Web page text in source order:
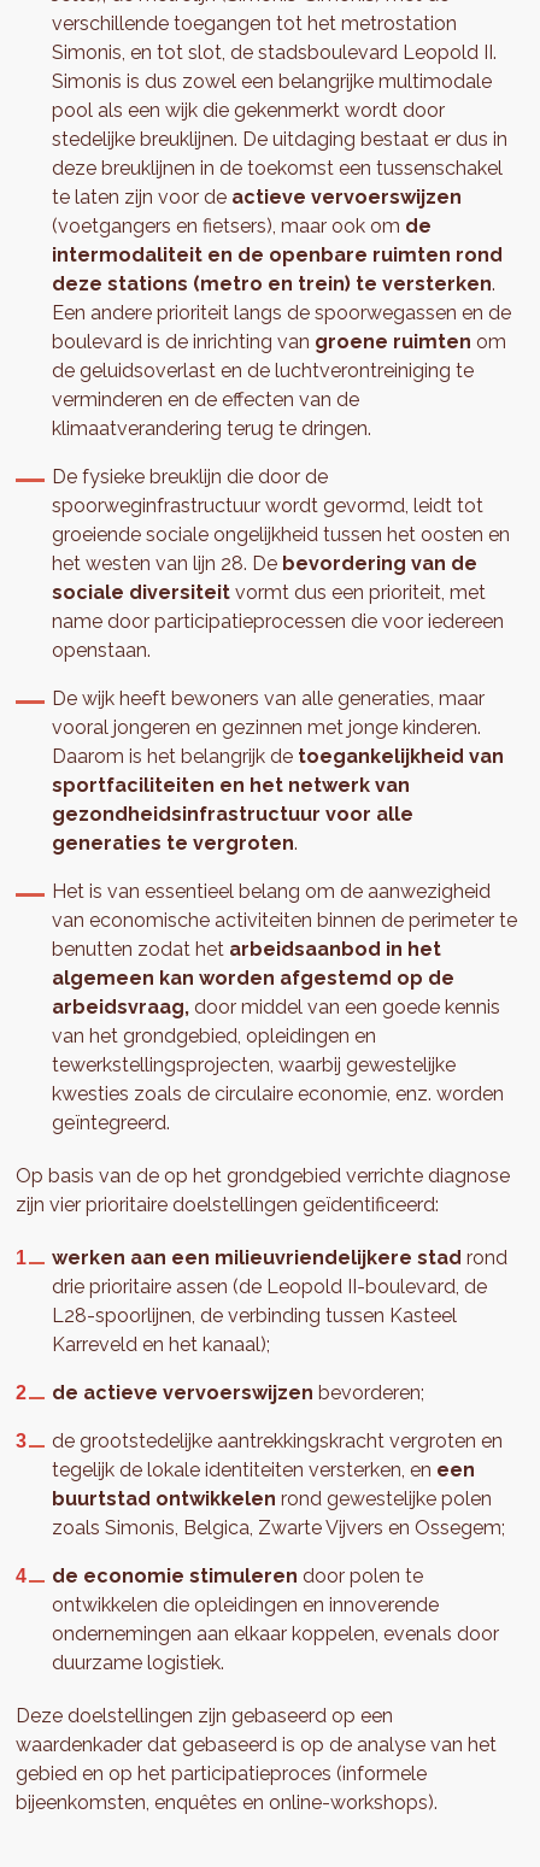
verschillende toegangen tot het metrostation
Simonis, en tot slot, de stadsboulevard Leopold II.
Simonis is dus zowel een belangrijke multimodale
pool als een wijk die gekenmerkt wordt door
stedelijke breuklijnen. De uitdaging bestaat er dus in
deze breuklijnen in de toekomst een tussenschakel
te laten zijn voor de actieve vervoerswijzen
(voetgangers en fietsers), maar ook om de
intermodaliteit en de openbare ruimten rond
deze stations (metro en trein) te versterken.
Een andere prioriteit langs de spoorwegassen en de
boulevard is de inrichting van groene ruimten om
de geluidsoverlast en de luchtverontreiniging te
verminderen en de effecten van de
klimaatverandering terug te dringen.
De fysieke breuklijn die door de
spoorweginfrastructuur wordt gevormd, leidt tot
groeiende sociale ongelijkheid tussen het oosten en
het westen van lijn 28. De bevordering van de
sociale diversiteit vormt dus een prioriteit, met
name door participatieprocessen die voor iedereen
openstaan.
De wijk heeft bewoners van alle generaties, maar
vooral jongeren en gezinnen met jonge kinderen.
Daarom is het belangrijk de toegankelijkheid van
sportfaciliteiten en het netwerk van
gezondheidsinfrastructuur voor alle
generaties te vergroten.
Het is van essentieel belang om de aanwezigheid
van economische activiteiten binnen de perimeter te
benutten zodat het arbeidsaanbod in het
algemeen kan worden afgestemd op de
arbeidsvraag, door middel van een goede kennis
van het grondgebied, opleidingen en
tewerkstellingsprojecten, waarbij gewestelijke
kwesties zoals de circulaire economie, enz. worden
geïntegreerd.
Op basis van de op het grondgebied verrichte diagnose
zijn vier prioritaire doelstellingen geïdentificeerd:
werken aan een milieuvriendelijkere stad rond
drie prioritaire assen (de Leopold II-boulevard, de
L28-spoorlijnen, de verbinding tussen Kasteel
Karreveld en het kanaal);
de actieve vervoerswijzen bevorderen;
de grootstedelijke aantrekkingskracht vergroten en
tegelijk de lokale identiteiten versterken, en een
buurtstad ontwikkelen rond gewestelijke polen
zoals Simonis, Belgica, Zwarte Vijvers en Ossegem;
de economie stimuleren door polen te
ontwikkelen die opleidingen en innoverende
ondernemingen aan elkaar koppelen, evenals door
duurzame logistiek.
Deze doelstellingen zijn gebaseerd op een
waardenkader dat gebaseerd is op de analyse van het
gebied en op het participatieproces (informele
bijeenkomsten, enquêtes en online-workshops).